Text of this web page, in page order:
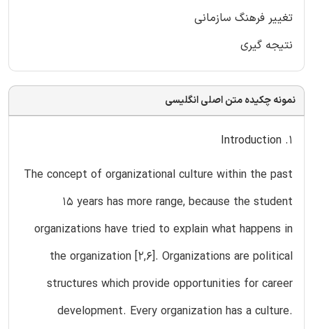
تغییر فرهنگ سازمانی
نتیجه گیری
نمونه چکیده متن اصلی انگلیسی
1. Introduction
The concept of organizational culture within the past
15 years has more range, because the student
organizations have tried to explain what happens in
the organization [2,6]. Organizations are political
structures which provide opportunities for career
development. Every organization has a culture.